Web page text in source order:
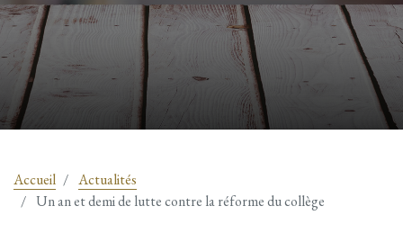
Accueil
Actualités
Un an et demi de lutte contre la réforme du collège